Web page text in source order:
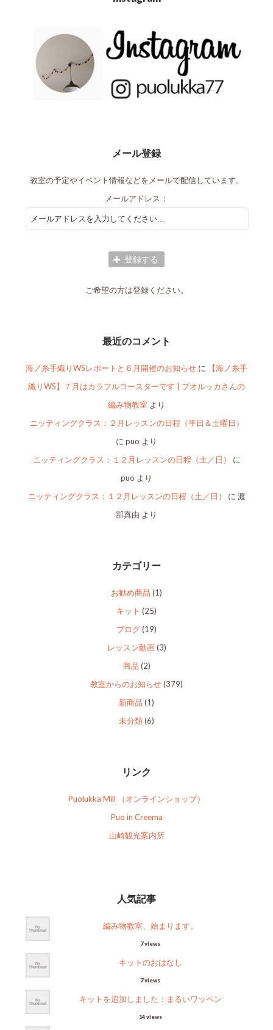
メール登録
教室の予定やイベント情報などをメールで配信しています。
メールアドレス：
ご希望の方は登録ください。
最近のコメント
海ノ糸手織りWSレポートと６月開催のお知らせ に
【海ノ糸手
織りWS】７月はカラフルコースターです | プオルッカさんの
編み物教室 より
ニッティングクラス：２月レッスンの日程（平日＆土曜日）
に puo より
ニッティングクラス：１２月レッスンの日程（土／日）
に
puo より
ニッティングクラス：１２月レッスンの日程（土／日）
に 渡
部真由 より
カテゴリー
お勧め商品 (1)
キット (25)
ブログ(19)
レッスン動画(3)
商品 (2)
教室からのお知らせ(379)
新商品 (1)
未分類(6)
リンク
Puolukka Mill （オンラインショップ）
Puo in Creema
山崎観光案内所
人気記事
編み物教室、始まります。
7 views
キットのおはなし
7 views
キットを追加しました：まるいワッペン
14 views